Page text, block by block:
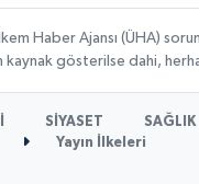
Haber Ajansı (ÜHA)
gösterilse dahi,
SİYASET SAĞLIK
Yayın İlkeleri